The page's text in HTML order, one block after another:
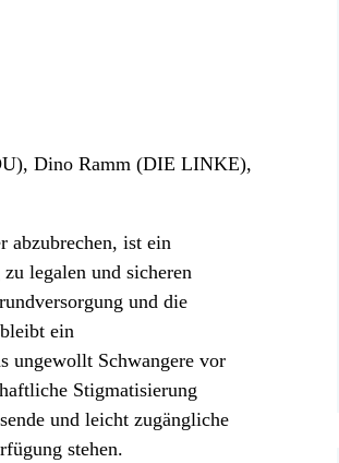
Dino Ramm (DIE LINKE),
abzubrechen, ist ein
legalen und sicheren
und die
ein
ungewollt Schwangere vor
Stigmatisierung
und leicht zugängliche
stehen.